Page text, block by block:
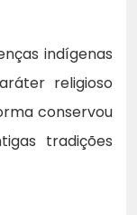
indígenas
religioso
conservou
tradições